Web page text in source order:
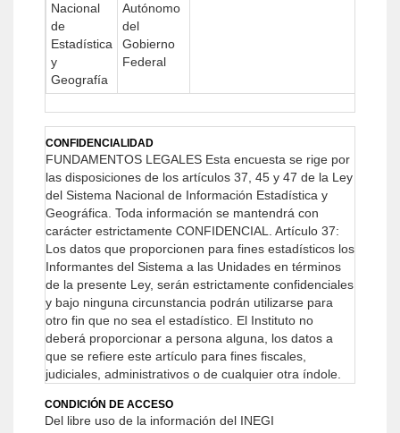
Nacional
de
Estadística
y
Geografía
Autónomo
del
Gobierno
Federal
CONFIDENCIALIDAD
FUNDAMENTOS LEGALES Esta encuesta se rige por
las disposiciones de los artículos 37, 45 y 47 de la Ley
del Sistema Nacional de Información Estadística y
Geográfica. Toda información se mantendrá con
carácter estrictamente CONFIDENCIAL.
Artículo 37:
Los datos que proporcionen para fines estadísticos los
Informantes del Sistema a las Unidades en términos
de la presente Ley, serán estrictamente confidenciales
y bajo ninguna circunstancia podrán utilizarse para
otro fin que no sea el estadístico. El Instituto no
deberá proporcionar a persona alguna, los datos a
que se refiere este artículo para fines fiscales,
judiciales, administrativos o de cualquier otra índole.
CONDICIÓN DE ACCESO
Del libre uso de la información del INEGI